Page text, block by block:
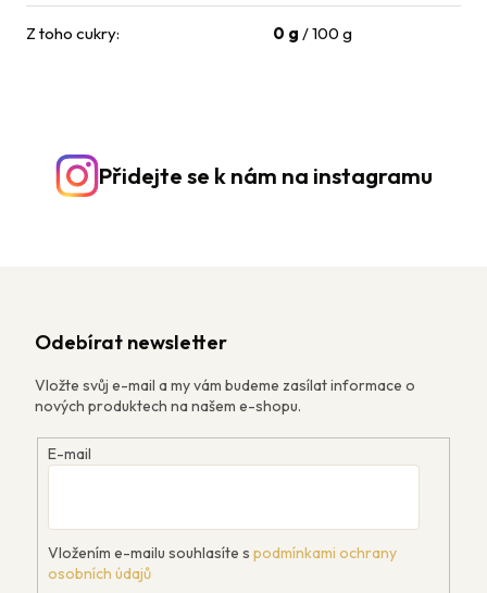
Z toho cukry: 0 g / 100 g
Přidejte se k nám na instagramu
Odebírat newsletter
Vložte svůj e-mail a my vám budeme zasílat informace o
nových produktech na našem e-shopu.
E-mail
Vložením e-mailu souhlasíte s podmínkami ochrany
osobních údajů